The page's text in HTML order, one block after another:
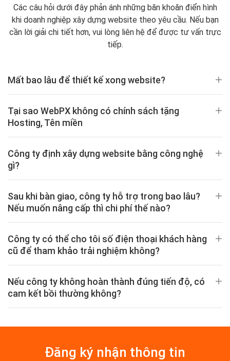
Các câu hỏi dưới đây phản ánh những băn khoăn điển hình
khi doanh nghiệp xây dựng website theo yêu cầu. Nếu bạn
cần lời giải chi tiết hơn, vui lòng liên hệ để được tư vấn trực
tiếp.
Mất bao lâu để thiết kế xong website?
Tại sao WebPX không có chính sách tặng
Hosting, Tên miền
Công ty định xây dựng website bằng công nghệ
gì?
Sau khi bàn giao, công ty hỗ trợ trong bao lâu?
Nếu muốn nâng cấp thì chi phí thế nào?
Công ty có thể cho tôi số điện thoại khách hàng
cũ để tham khảo trải nghiệm không?
Nếu công ty không hoàn thành đúng tiến độ, có
cam kết bồi thường không?
Đăng ký nhận thông tin